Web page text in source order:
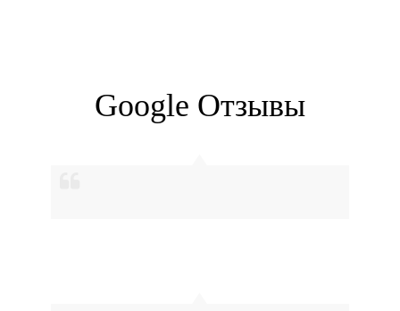
Google Отзывы